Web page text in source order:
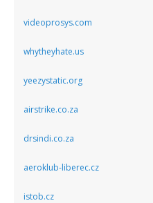
videoprosys.com
whytheyhate.us
yeezystatic.org
airstrike.co.za
drsindi.co.za
aeroklub-liberec.cz
istob.cz